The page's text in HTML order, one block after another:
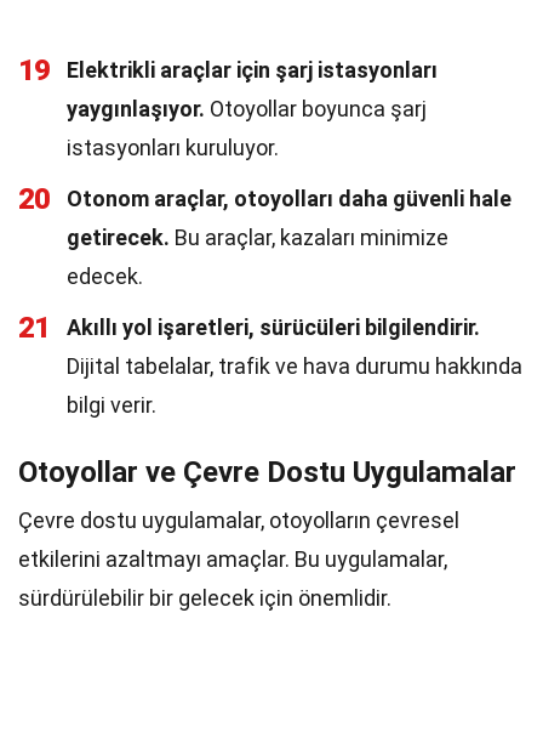
19
Elektrikli araçlar için şarj istasyonları
yaygınlaşıyor. Otoyollar boyunca şarj
istasyonları kuruluyor.
20
Otonom araçlar, otoyolları daha güvenli hale
getirecek. Bu araçlar, kazaları minimize
edecek.
21
Akıllı yol işaretleri, sürücüleri bilgilendirir.
Dijital tabelalar, trafik ve hava durumu hakkında
bilgi verir.
Otoyollar ve Çevre Dostu Uygulamalar
Çevre dostu uygulamalar, otoyolların çevresel
etkilerini azaltmayı amaçlar. Bu uygulamalar,
sürdürülebilir bir gelecek için önemlidir.